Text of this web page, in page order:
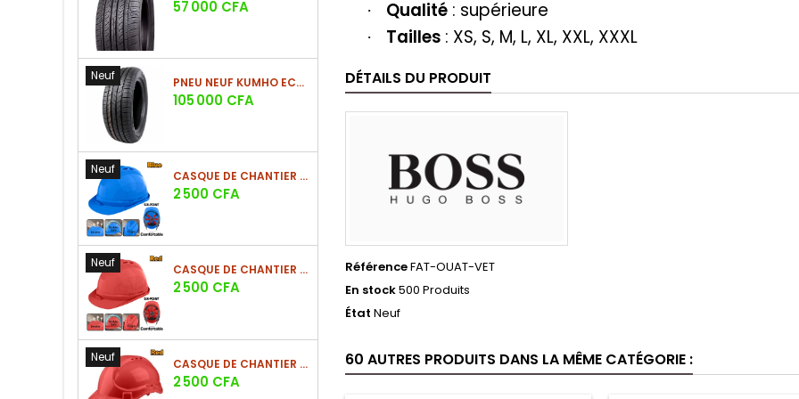
Prix
57 000 CFA
Neuf PNEU NEUF KUMHO ECSTA HS52 225/60 R17 99V
Prix
105 000 CFA
Neuf CASQUE DE CHANTIER BLEU EN PE 380G
Prix
2 500 CFA
Neuf CASQUE DE CHANTIER ROUGE EN PE 380G
Prix
2 500 CFA
Neuf CASQUE DE CHANTIER ROUGE EN PE 330G - NOUVEAU MODÈLE
Prix
2 500 CFA
· Qualité : supérieure
· Tailles : XS, S, M, L, XL, XXL, XXXL
DÉTAILS DU PRODUIT
RéférenceFAT-OUAT-VET
En stock500 Produits
État Neuf
60 AUTRES PRODUITS DANS LA MÊME CATÉGORIE :